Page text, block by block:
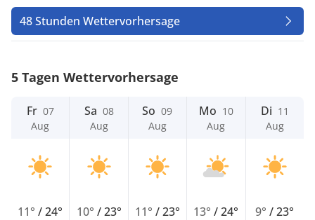
48 Stunden Wettervorhersage
5 Tagen Wettervorhersage
Fr 07
Aug
11°/24°
Sa 08
Aug
10° /23°
So 09
Aug
11° /23°
Mo 10
Aug
13°/24°
Di 11
Aug
9°/23°